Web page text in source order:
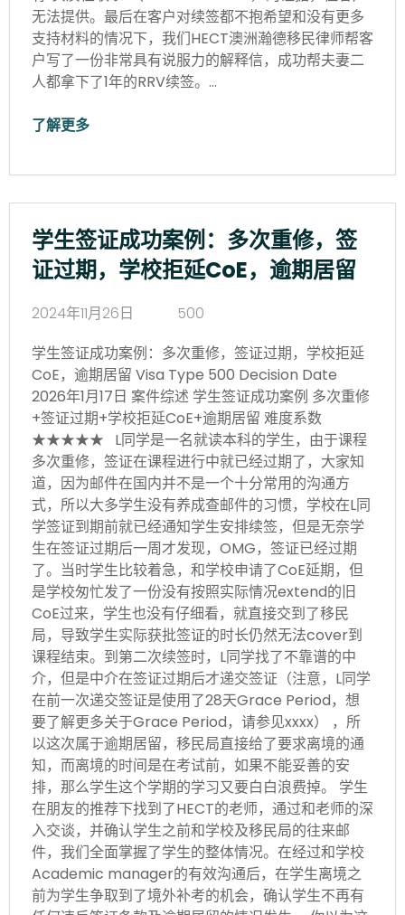
无法提供。最后在客户对续签都不抱希望和没有更多
支持材料的情况下，我们HECT澳洲瀚德移民律师帮客
户写了一份非常具有说服力的解释信，成功帮夫妻二
人都拿下了1年的RRV续签。…
了解更多
学生签证成功案例：多次重修，签
证过期，学校拒延CoE，逾期居留
2024年11月26日
500
学生签证成功案例：多次重修，签证过期，学校拒延
CoE，逾期居留 Visa Type 500 Decision Date
2026年1月17日 案件综述 学生签证成功案例 多次重修
+签证过期+学校拒延CoE+逾期居留 难度系数
★★★★★ L同学是一名就读本科的学生，由于课程
多次重修，签证在课程进行中就已经过期了，大家知
道，因为邮件在国内并不是一个十分常用的沟通方
式，所以大多学生没有养成查邮件的习惯，学校在L同
学签证到期前就已经通知学生安排续签，但是无奈学
生在签证过期后一周才发现，OMG，签证已经过期
了。当时学生比较着急，和学校申请了CoE延期，但
是学校匆忙发了一份没有按照实际情况extend的旧
CoE过来，学生也没有仔细看，就直接交到了移民
局，导致学生实际获批签证的时长仍然无法cover到
课程结束。到第二次续签时，L同学找了不靠谱的中
介，但是中介在签证过期后才递交签证（注意，L同学
在前一次递交签证是使用了28天Grace Period，想
要了解更多关于Grace Period，请参见xxxx） ，所
以这次属于逾期居留，移民局直接给了要求离境的通
知，而离境的时间是在考试前，如果不能妥善的安
排，那么学生这个学期的学习又要白白浪费掉。 学生
在朋友的推荐下找到了HECT的老师，通过和老师的深
入交谈，并确认学生之前和学校及移民局的往来邮
件，我们全面掌握了学生的整体情况。在经过和学校
Academic manager的有效沟通后，在学生离境之
前为学生争取到了境外补考的机会，确认学生不再有